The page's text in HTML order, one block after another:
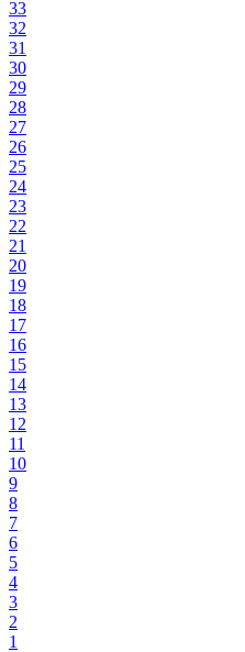
33
32
31
30
29
28
27
26
25
24
23
22
21
20
19
18
17
16
15
14
13
12
11
10
9
8
7
6
5
4
3
2
1